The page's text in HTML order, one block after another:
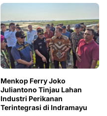
Menkop Ferry Joko
Juliantono Tinjau Lahan
Industri Perikanan
Terintegrasi di Indramayu